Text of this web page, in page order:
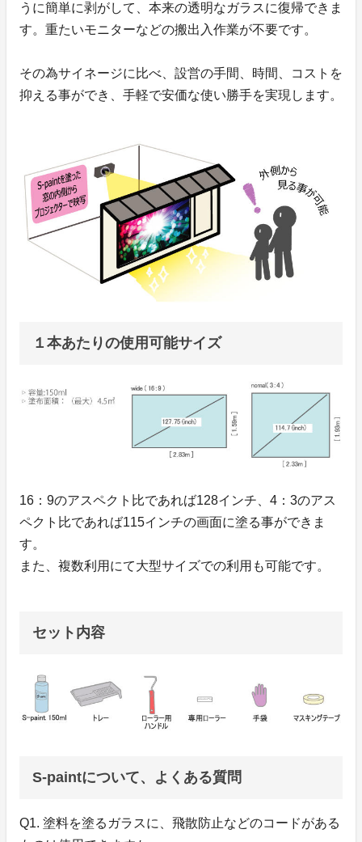
うに簡単に剥がして、本来の透明なガラスに復帰できま
す。重たいモニターなどの搬出入作業が不要です。
その為サイネージに比べ、設営の手間、時間、コストを
抑える事ができ、手軽で安価な使い勝手を実現します。
１本あたりの使用可能サイズ
16：9のアスペクト比であれば128インチ、4：3のアス
ペクト比であれば115インチの画面に塗る事ができま
す。
また、複数利用にて大型サイズでの利用も可能です。
セット内容
S-paintについて、よくある質問
Q1. 塗料を塗るガラスに、飛散防止などのコードがある